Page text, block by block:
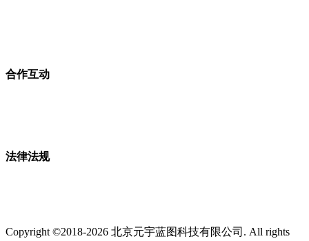
合作互动
法律法规
Copyright ©2018-2026 北京元宇蓝图科技有限公司. All rights